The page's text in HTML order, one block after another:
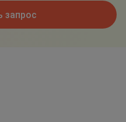
запрос